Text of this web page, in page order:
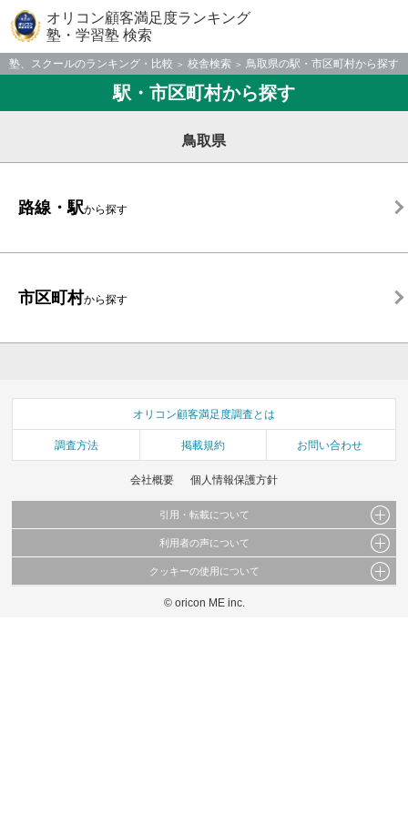
オリコン顧客満足度ランキング
塾・学習塾 検索
塾、スクールのランキング・比較 校舎検索 鳥取県の駅・市区町村から探す
駅・市区町村から探す
鳥取県
路線・駅から探す
市区町村から探す
オリコン顧客満足度調査とは
調査方法 掲載規約 お問い合わせ
会社概要 個人情報保護方針
引用・転載について
当サイトで公開されている情報（文字、写真、イラスト、画像データ等）及びこれらの配
これらの情報を権利者の許可なく無断転載・複製などの二次利用を行うことは固く禁じて
利用者の声について
当サイトに掲載している内容はすべてサービスの利用者が提出された見解・感想です。
弊社の見解・ 意見ではないことをご理解いただいた上でご覧ください。
クッキーの使用について
このサイトでは Cookie を使用して、ユーザーに合わせたコンテンツや広告の表示、ソー
© oricon ME inc.